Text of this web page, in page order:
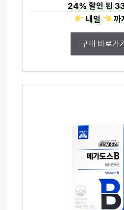
24%할인 된
내일
까
구매 바로가